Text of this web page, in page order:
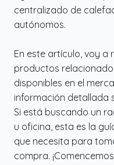
centralizado de
autónomos.
En este artículo, voy a
productos
disponibles en el
información detallada
Si está buscando un
u oficina, esta es la
que necesita para
compra.